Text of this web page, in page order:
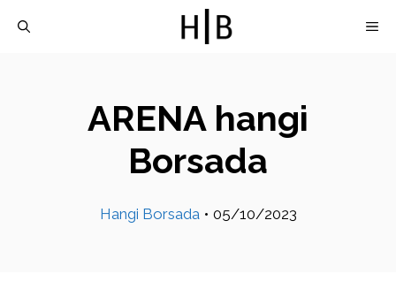
ARENA hangi
Borsada
Hangi Borsada • 05/10/2023